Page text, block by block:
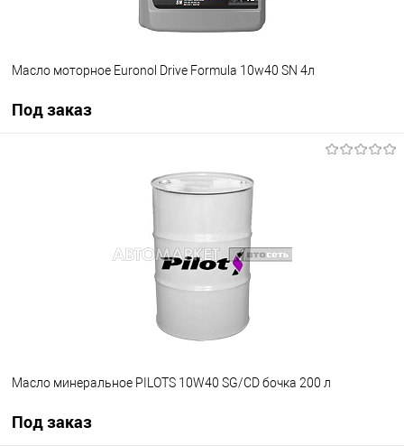
Масло моторное Euronol Drive Formula 10w40 SN 4л
Под заказ
Под заказ
Масло минеральное PILOTS 10W40 SG/CD бочка 200 л
Под заказ